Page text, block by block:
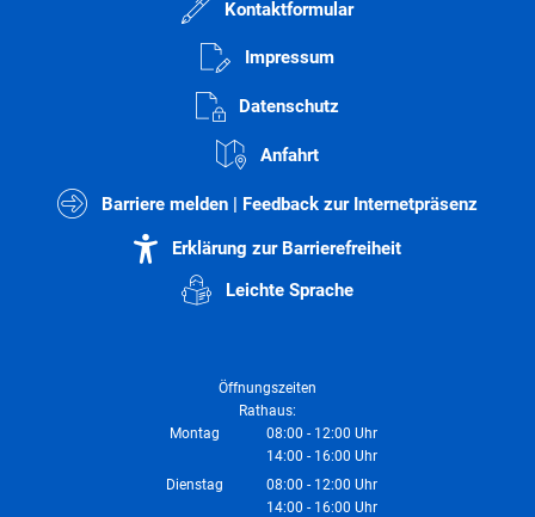
Kontaktformular
Impressum
Datenschutz
Anfahrt
Barriere melden | Feedback zur Internetpräsenz
Erklärung zur Barrierefreiheit
Leichte Sprache
Öffnungszeiten
Rathaus:
Montag
08:00 - 12:00 Uhr
Von 08:00 bis 12:00 Uhr
14:00 - 16:00 Uhr
Von 14:00 bis 16:00 Uhr
Dienstag 08:00 - 12:00 Uhr
Von 08:00 bis 12:00 Uhr
14:00 - 16:00 Uhr